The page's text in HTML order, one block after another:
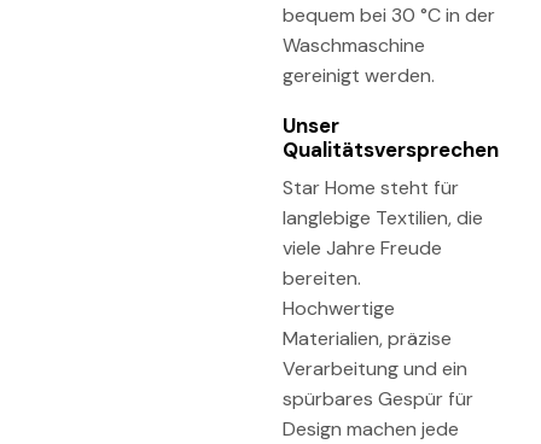
bequem bei 30 °C in der
Waschmaschine
gereinigt werden.
Unser
Qualitätsversprechen
Star Home steht für
langlebige Textilien, die
viele Jahre Freude
bereiten.
Hochwertige
Materialien, präzise
Verarbeitung und ein
spürbares Gespür für
Design machen jede